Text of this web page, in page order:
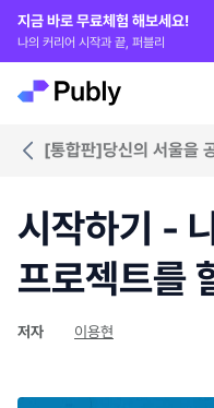
지금 바로 무료체험 해보세요!
나의 커리어 시작과 끝, 퍼블리
[통합판]당신의 서울을
시작하기 -
프로젝트를
저자 이용현